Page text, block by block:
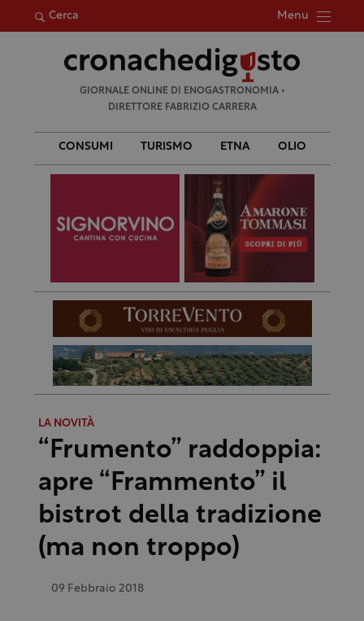
Cerca Menu
per:
GIORNALE ONLINE DI ENOGASTRONOMIA •
DIRETTORE FABRIZIO CARRERA
CONSUMI TURISMO ETNA OLIO
LA NOVITÀ
“Frumento” raddoppia:
apre “Frammento” il
bistrot della tradizione
(ma non troppo)
09 Febbraio 2018